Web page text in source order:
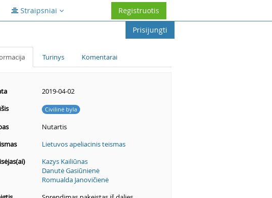
Straipsniai
Registruotis
Prisijungti
Turinys Komentarai
2019-04-02
Civilinė byla
Nutartis
Lietuvos apeliacinis teismas
Kazys Kailiūnas
Danutė Gasiūnienė
Romualda Janovičienė